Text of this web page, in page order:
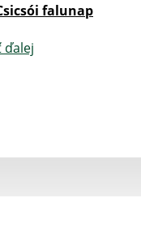
falunap
ďalej